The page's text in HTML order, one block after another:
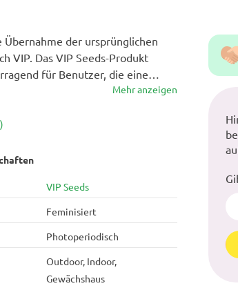
VIP Seeds
Feminisiert
Photoperiodisch
Outdoor, Indoor,
Gewächshaus
Übernahme der ursprünglichen
VIP. Das VIP Seeds-Produkt
für Benutzer, die eine
möchten. Es ist unglaublich
zu handhaben - was
Erträge bringt, insbesondere für
Mehr anzeigen